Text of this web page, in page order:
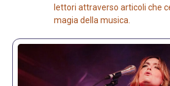
lettori attraverso articoli che
magia della musica.